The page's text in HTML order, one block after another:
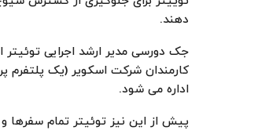
دهند.
جک دورسی مدیر ارشد اجرایی توئیتر
کارمندان شرکت اسکویر (یک
اداره می شود.
پیش از این نیز توئیتر تمام سفرها